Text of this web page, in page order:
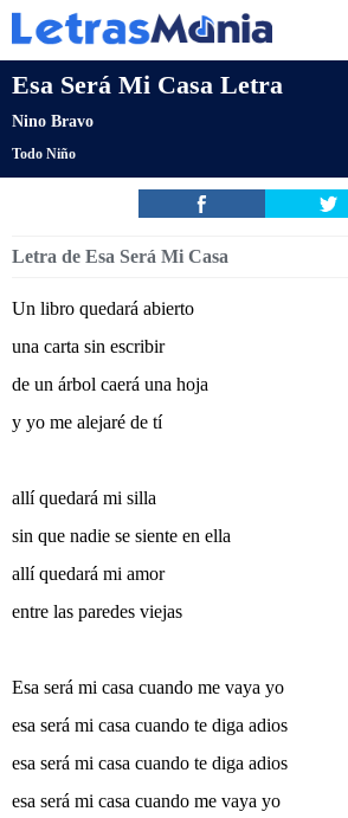
Esa Será Mi Casa Letra
Nino Bravo
Todo Niño
Letra de Esa Será Mi Casa
Un libro quedará abierto
una carta sin escribir
de un árbol caerá una hoja
y yo me alejaré de tí
allí quedará mi silla
sin que nadie se siente en ella
allí quedará mi amor
entre las paredes viejas
Esa será mi casa cuando me vaya yo
esa será mi casa cuando te diga adios
esa será mi casa cuando te diga adios
esa será mi casa cuando me vaya yo